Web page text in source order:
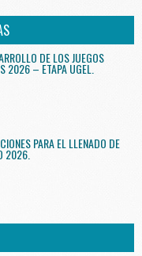
DE LOS JUEGOS
2026 – ETAPA UGEL.
PARA EL LLENADO DE
2026.